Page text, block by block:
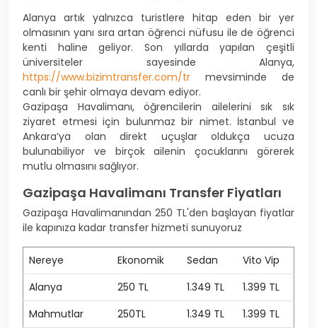
Alanya artık yalnızca turistlere hitap eden bir yer
olmasının yanı sıra artan öğrenci nüfusu ile de öğrenci
kenti haline geliyor. Son yıllarda yapılan çeşitli
üniversiteler sayesinde Alanya,
https://www.bizimtransfer.com/tr mevsiminde de
canlı bir şehir olmaya devam ediyor.
Gazipaşa Havalimanı, öğrencilerin ailelerini sık sık
ziyaret etmesi için bulunmaz bir nimet. İstanbul ve
Ankara’ya olan direkt uçuşlar oldukça ucuza
bulunabiliyor ve birçok ailenin çocuklarını görerek
mutlu olmasını sağlıyor.
Gazipaşa Havalimanı Transfer Fiyatları
Gazipaşa Havalimanından 250 TL'den başlayan fiyatlar
ile kapınıza kadar transfer hizmeti sunuyoruz
Nereye Ekonomik Sedan
Vito Vip
Alanya
250 TL 1.349 TL
1.399 TL
Mahmutlar
250TL 1.349 TL
1.399 TL